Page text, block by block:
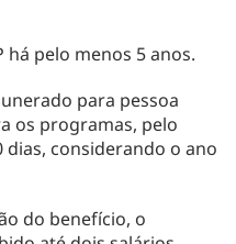
há pelo menos 5 anos.
para pessoa
os programas, pelo
considerando o ano
do benefício, o